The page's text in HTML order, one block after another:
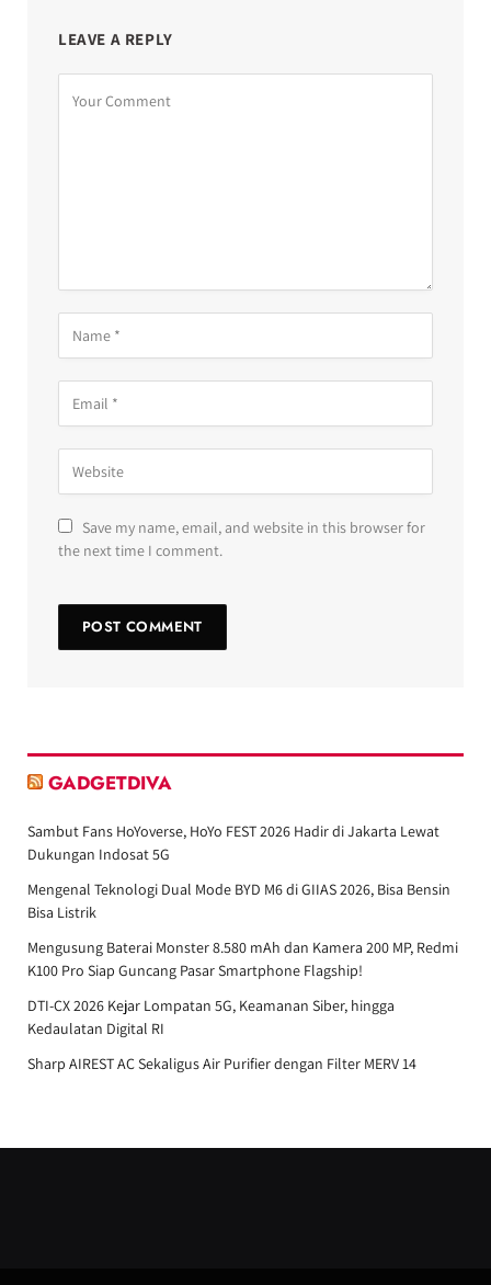
LEAVE A REPLY
Save my name, email, and website in this browser for
the next time I comment.
GADGETDIVA
Sambut Fans HoYoverse, HoYo FEST 2026 Hadir di Jakarta Lewat
Dukungan Indosat 5G
Mengenal Teknologi Dual Mode BYD M6 di GIIAS 2026, Bisa Bensin
Bisa Listrik
Mengusung Baterai Monster 8.580 mAh dan Kamera 200 MP, Redmi
K100 Pro Siap Guncang Pasar Smartphone Flagship!
DTI-CX 2026 Kejar Lompatan 5G, Keamanan Siber, hingga
Kedaulatan Digital RI
Sharp AIREST AC Sekaligus Air Purifier dengan Filter MERV 14